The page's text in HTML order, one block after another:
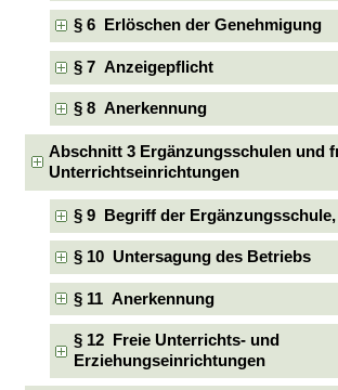
§ 6 Erlöschen der Genehmigung
§ 7 Anzeigepflicht
§ 8 Anerkennung
Abschnitt 3 Ergänzungsschulen und
Unterrichtseinrichtungen
§ 9 Begriff der
§ 10 Untersagung des Betriebs
§ 11 Anerkennung
§ 12 Freie Unterrichts- und
Erziehungseinrichtungen